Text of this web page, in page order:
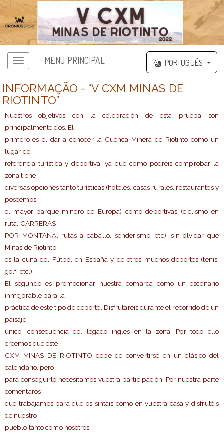
MENU PRINCIPAL PORTUGUÊS
INFORMAÇÃO - “V CXM MINAS DE
RIOTINTO”
Nuestros objetivos con la celebración de esta prueba son
principalmente dos. El
primero es el dar a conocer la Cuenca Minera de Riotinto como un
lugar de
referencia turística y deportiva, ya que como podréis comprobar la
zona tiene
diversas opciones tanto turísticas (hoteles, casas rurales, restaurantes y
poseemos
el mayor parque minero de Europa) como deportivas (ciclismo en
ruta, CARRERAS
POR MONTAÑA, rutas a caballo, senderismo, etc), sin olvidar que
Minas de Riotinto
es la cuna del Fútbol en España y de otros muchos deportes (tenis,
golf, etc.).
El segundo es promocionar nuestra comarca como un escenario
inmejorable para la
práctica de este tipo de deporte. Disfrutaréis durante el recorrido de un
paisaje
único, consecuencia del legado inglés en la zona. Por todo ello
creemos que este
CXM MINAS DE RIOTINTO debe de convertirse en un clásico del
calendario, pero
para conseguirlo necesitamos vuestra participación. Por nuestra parte
comentaros
que trabajamos para que os sintáis como en vuestra casa y disfrutéis
de nuestro
pueblo tanto como nosotros